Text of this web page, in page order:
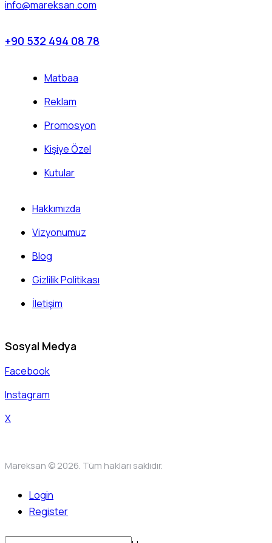
info@mareksan.com
+90 532 494 08 78
Matbaa
Reklam
Promosyon
Kişiye Özel
Kutular
Hakkımızda
Vizyonumuz
Blog
Gizlilik Politikası
İletişim
Sosyal Medya
Facebook
Instagram
X
Mareksan © 2026. Tüm hakları saklıdır.
Login
Register